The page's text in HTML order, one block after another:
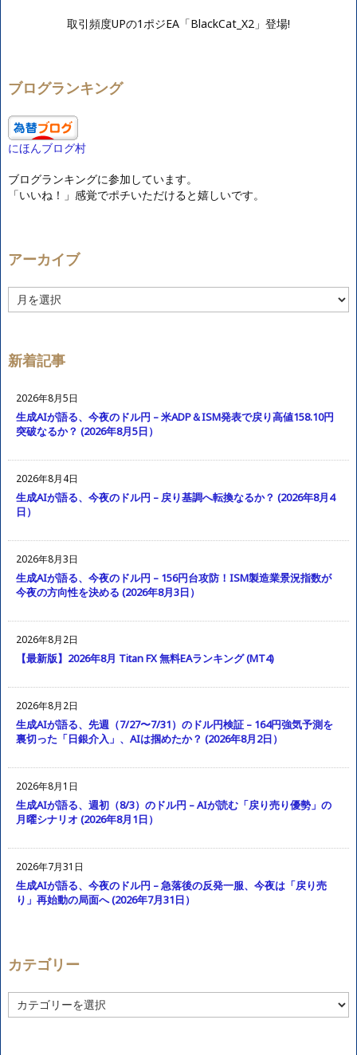
取引頻度UPの1ポジEA「BlackCat_X2」登場!
ブログランキング
にほんブログ村
ブログランキングに参加しています。
「いいね！」感覚でポチいただけると嬉しいです。
アーカイブ
ー
ブ
新着記事
2026年8月5日
生成AIが語る、今夜のドル円 – 米ADP＆ISM発表で戻り高値158.10円
突破なるか？ (2026年8月5日）
2026年8月4日
生成AIが語る、今夜のドル円 – 戻り基調へ転換なるか？ (2026年8月4
日）
2026年8月3日
生成AIが語る、今夜のドル円 – 156円台攻防！ISM製造業景況指数が
今夜の方向性を決める (2026年8月3日）
2026年8月2日
【最新版】2026年8月 Titan FX 無料EAランキング (MT4)
2026年8月2日
生成AIが語る、先週（7/27〜7/31）のドル円検証 – 164円強気予測を
裏切った「日銀介入」、AIは掴めたか？ (2026年8月2日）
2026年8月1日
生成AIが語る、週初（8/3）のドル円 – AIが読む「戻り売り優勢」の
月曜シナリオ (2026年8月1日）
2026年7月31日
生成AIが語る、今夜のドル円 – 急落後の反発一服、今夜は「戻り売
り」再始動の局面へ (2026年7月31日）
カテゴリー
カ
テ